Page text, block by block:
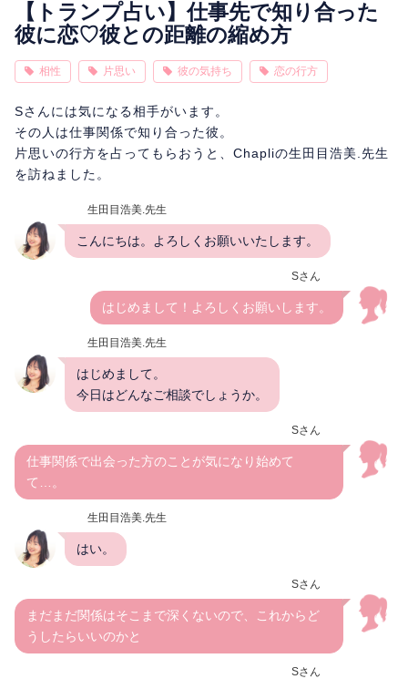
【トランプ占い】仕事先で知り合った
彼に恋♡彼との距離の縮め方
相性 片思い 彼の気持ち 恋の行方
Sさんには気になる相手がいます。
その人は仕事関係で知り合った彼。
片思いの行方を占ってもらおうと、Chapliの生田目浩美.先生
を訪ねました。
生田目浩美.先生
こんにちは。よろしくお願いいたします。
Sさん
はじめまして！よろしくお願いします。
生田目浩美.先生
はじめまして。
今日はどんなご相談でしょうか。
Sさん
仕事関係で出会った方のことが気になり始めて
て…。
生田目浩美.先生
はい。
Sさん
まだまだ関係はそこまで深くないので、これからど
うしたらいいのかと
Sさん